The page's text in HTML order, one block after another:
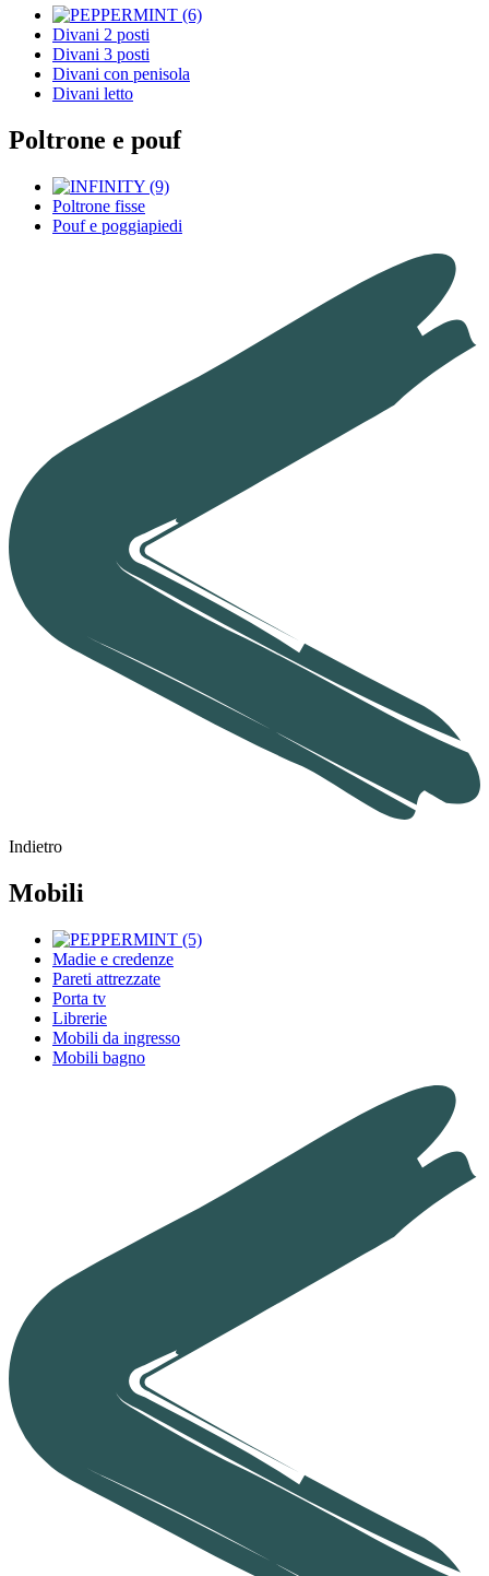
Divani 2 posti
Divani 3 posti
Divani con penisola
Divani letto
Poltrone e pouf
Poltrone fisse
Pouf e poggiapiedi
Indietro
Mobili
Madie e credenze
Pareti attrezzate
Porta tv
Librerie
Mobili da ingresso
Mobili bagno